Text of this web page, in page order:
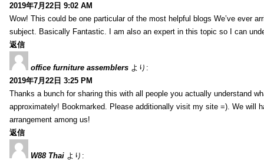
2019年7月22日 9:02 AM
Wow! This could be one particular of the most helpful blogs We’ve ever
subject. Basically Fantastic. I am also an expert in this topic so I can
返信
office furniture assemblers より:
2019年7月22日 3:25 PM
Thanks a bunch for sharing this with all people you actually understand
approximately! Bookmarked. Please additionally visit my site =). We will
arrangement among us!
返信
W88 Thai より: